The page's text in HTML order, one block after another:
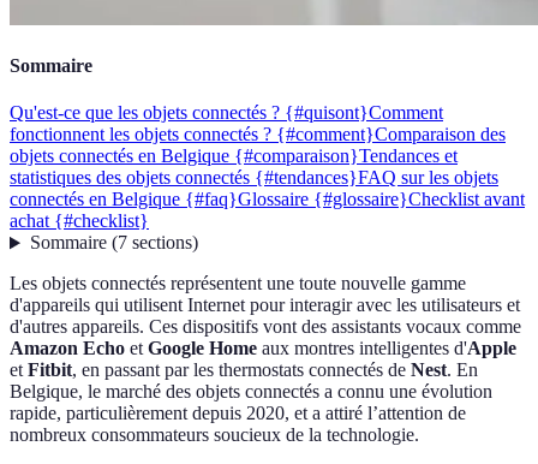
Sommaire
Qu'est-ce que les objets connectés ? {#quisont}Comment
fonctionnent les objets connectés ? {#comment}Comparaison des
objets connectés en Belgique {#comparaison}Tendances et
statistiques des objets connectés {#tendances}FAQ sur les objets
connectés en Belgique {#faq}Glossaire {#glossaire}Checklist avant
achat {#checklist}
Sommaire(7 sections)
Les objets connectés représentent une toute nouvelle gamme
d'appareils qui utilisent Internet pour interagir avec les utilisateurs et
d'autres appareils. Ces dispositifs vont des assistants vocaux comme
Amazon Echo etGoogle Home aux montres intelligentes d'Apple
etFitbit, en passant par les thermostats connectés de Nest. En
Belgique, le marché des objets connectés a connu une évolution
rapide, particulièrement depuis 2020, et a attiré l’attention de
nombreux consommateurs soucieux de la technologie.